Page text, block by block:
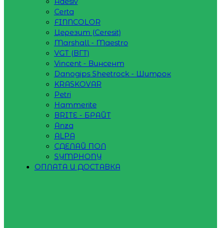
Certa
FINNCOLOR
Церезит (Ceresit)
Marshall - Maestro
VGT (ВГТ)
Vincent - Винсент
Danogips Sheetrock - Шитрок
KRASKOVAR
Petri
Hammerite
BRITE - БРАЙТ
Anza
ALPA
СДЕЛАЙ ПОЛ
SYMPHONY
ОПЛАТА И ДОСТАВКА